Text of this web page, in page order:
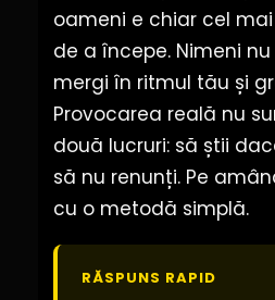
oameni e chiar cel
de a începe. Nimeni
mergi în ritmul tău și
Provocarea reală nu
două lucruri: să știi
să nu renunți. Pe
cu o metodă simplă.
RĂSPUNS RAPID